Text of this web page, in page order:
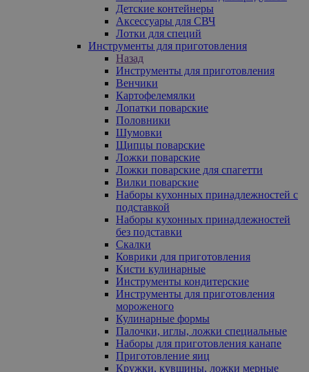
Детские контейнеры
Аксессуары для СВЧ
Лотки для специй
Инструменты для приготовления
Назад
Инструменты для приготовления
Венчики
Картофелемялки
Лопатки поварские
Половники
Шумовки
Щипцы поварские
Ложки поварские
Ложки поварские для спагетти
Вилки поварские
Наборы кухонных принадлежностей с
подставкой
Наборы кухонных принадлежностей
без подставки
Скалки
Коврики для приготовления
Кисти кулинарные
Инструменты кондитерские
Инструменты для приготовления
мороженого
Кулинарные формы
Палочки, иглы, ложки специальные
Наборы для приготовления канапе
Приготовление яиц
Кружки, кувшины, ложки мерные